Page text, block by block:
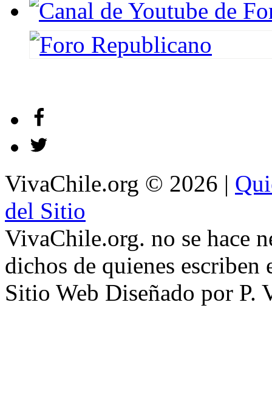
VivaChile.org © 2026 |
del Sitio
VivaChile.org. no se hace
dichos de quienes escriben
Sitio Web Diseñado por